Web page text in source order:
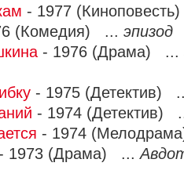
- 1977
(Комедия) ... эпизод
- 1976 (Драма) ...
- 1975 (Детектив)
- 1974 (Детектив)
- 1974
- 1973 (Драма) ...